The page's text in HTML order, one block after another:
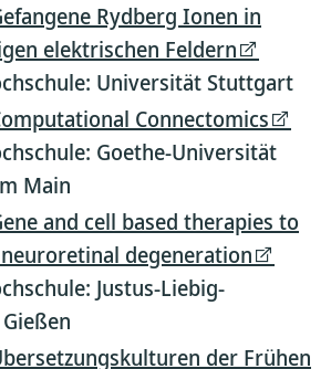
Rydberg Ionen in
elektrischen Feldern
Universität Stuttgart
Connectomics
Goethe-Universität
Main
and cell based therapies to
degeneration
Justus-Liebig-
der Frühen